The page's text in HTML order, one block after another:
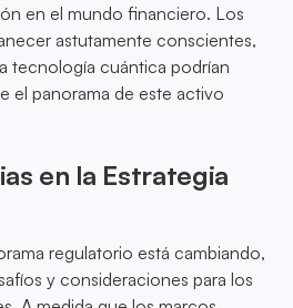
en el mundo financiero. Los
astutamente conscientes,
tecnología cuántica podrían
el panorama de este activo
en la Estrategia
regulatorio está cambiando,
y consideraciones para los